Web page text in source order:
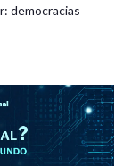
democracias